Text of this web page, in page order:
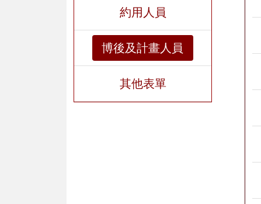
約用人員
博後及計畫人員
其他表單